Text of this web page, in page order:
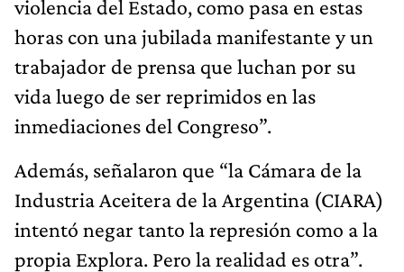
violencia del Estado, como pasa en estas
horas con una jubilada manifestante y un
trabajador de prensa que luchan por su
vida luego de ser reprimidos en las
inmediaciones del Congreso”.
Además, señalaron que “la Cámara de la
Industria Aceitera de la Argentina (CIARA)
intentó negar tanto la represión como a la
propia Explora. Pero la realidad es otra”.